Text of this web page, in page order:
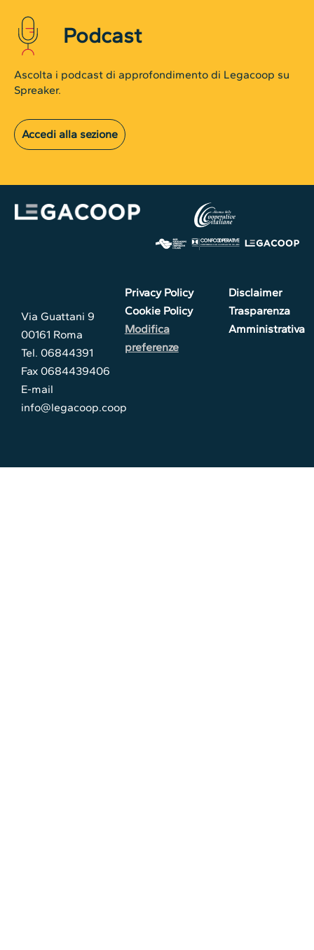
Podcast
Ascolta i podcast di approfondimento di Legacoop su
Spreaker.
Accedi alla sezione
Via Guattani 9
00161 Roma
Tel. 06844391
Fax 0684439406
E-mail
info@legacoop.coop
Privacy Policy
Cookie Policy
Modifica
preferenze
Disclaimer
Trasparenza
Amministrativa